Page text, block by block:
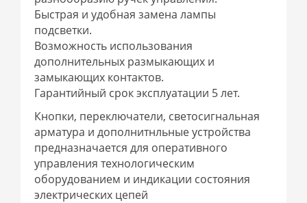
Быстрая и удобная замена лампы
подсветки.
Возможность использования
дополнительных размыкающих и
замыкающих контактов.
Гарантийный срок эксплуатации 5 лет.
Кнопки, переключатели, светосигнальная
арматура и дополнитнльные устройства
предназначается для оперативного
управления технологическим
оборудованием и индикации состояния
электрических цепей